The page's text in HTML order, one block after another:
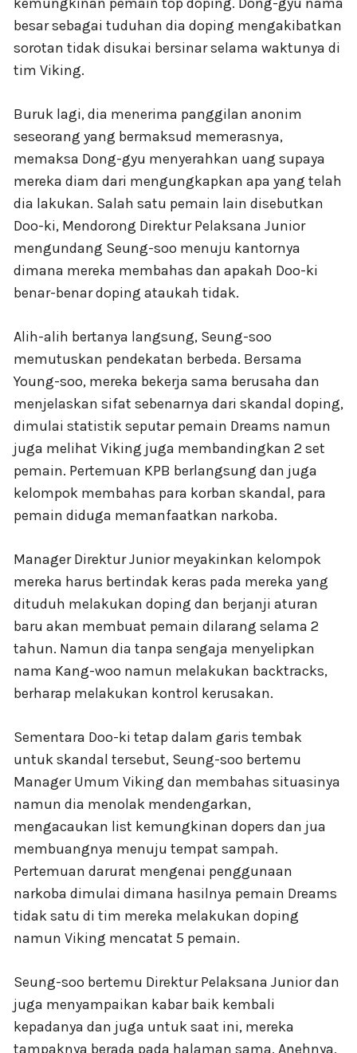
besar sebagai tuduhan dia doping mengakibatkan
sorotan tidak disukai bersinar selama waktunya di
tim Viking.
Buruk lagi, dia menerima panggilan anonim
seseorang yang bermaksud memerasnya,
memaksa Dong-gyu menyerahkan uang supaya
mereka diam dari mengungkapkan apa yang telah
dia lakukan. Salah satu pemain lain disebutkan
Doo-ki, Mendorong Direktur Pelaksana Junior
mengundang Seung-soo menuju kantornya
dimana mereka membahas dan apakah Doo-ki
benar-benar doping ataukah tidak.
Alih-alih bertanya langsung, Seung-soo
memutuskan pendekatan berbeda. Bersama
Young-soo, mereka bekerja sama berusaha dan
menjelaskan sifat sebenarnya dari skandal doping,
dimulai statistik seputar pemain Dreams namun
juga melihat Viking juga membandingkan 2 set
pemain. Pertemuan KPB berlangsung dan juga
kelompok membahas para korban skandal, para
pemain diduga memanfaatkan narkoba.
Manager Direktur Junior meyakinkan kelompok
mereka harus bertindak keras pada mereka yang
dituduh melakukan doping dan berjanji aturan
baru akan membuat pemain dilarang selama 2
tahun. Namun dia tanpa sengaja menyelipkan
nama Kang-woo namun melakukan backtracks,
berharap melakukan kontrol kerusakan.
Sementara Doo-ki tetap dalam garis tembak
untuk skandal tersebut, Seung-soo bertemu
Manager Umum Viking dan membahas situasinya
namun dia menolak mendengarkan,
mengacaukan list kemungkinan dopers dan jua
membuangnya menuju tempat sampah.
Pertemuan darurat mengenai penggunaan
narkoba dimulai dimana hasilnya pemain Dreams
tidak satu di tim mereka melakukan doping
namun Viking mencatat 5 pemain.
Seung-soo bertemu Direktur Pelaksana Junior dan
juga menyampaikan kabar baik kembali
kepadanya dan juga untuk saat ini, mereka
tampaknya berada pada halaman sama. Anehnya,